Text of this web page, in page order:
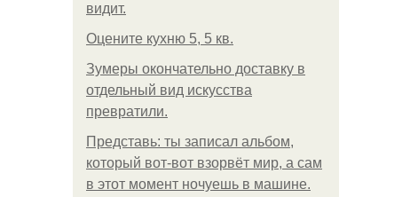
видит.
Оцените кухню 5, 5 кв.
Зумеры окончательно доставку в
отдельный вид искусства
превратили.
Представь: ты записал альбом,
который вот-вот взорвёт мир, а сам
в этот момент ночуешь в машине.